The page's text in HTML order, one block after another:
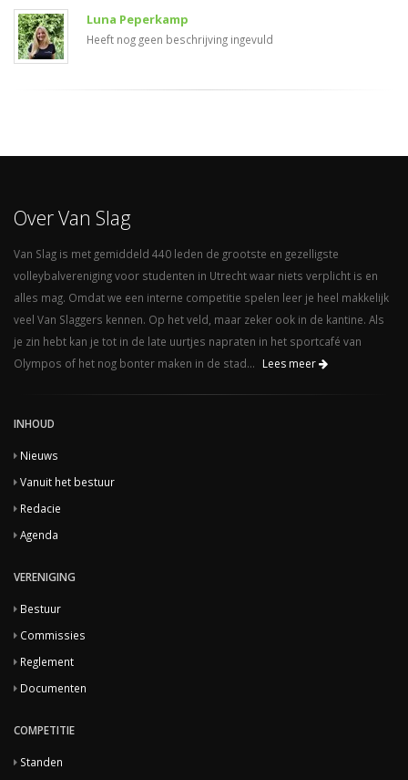
Luna Peperkamp
Heeft nog geen beschrijving ingevuld
Over Van Slag
Van Slag is met gemiddeld 440 leden de grootste en gezelligste
volleybalvereniging voor studenten in Utrecht waar niets verplicht is en
alles mag. Omdat we een interne competitie spelen leer je heel makkelijk
veel Van Slaggers kennen. Op het veld, maar zeker ook in de kantine. Als
je zin hebt kan je tot in de late uurtjes napraten in het sportcafé van
Olympos of het nog bonter maken in de stad...
Lees meer
INHOUD
Nieuws
Vanuit het bestuur
Redacie
Agenda
VERENIGING
Bestuur
Commissies
Reglement
Documenten
COMPETITIE
Standen